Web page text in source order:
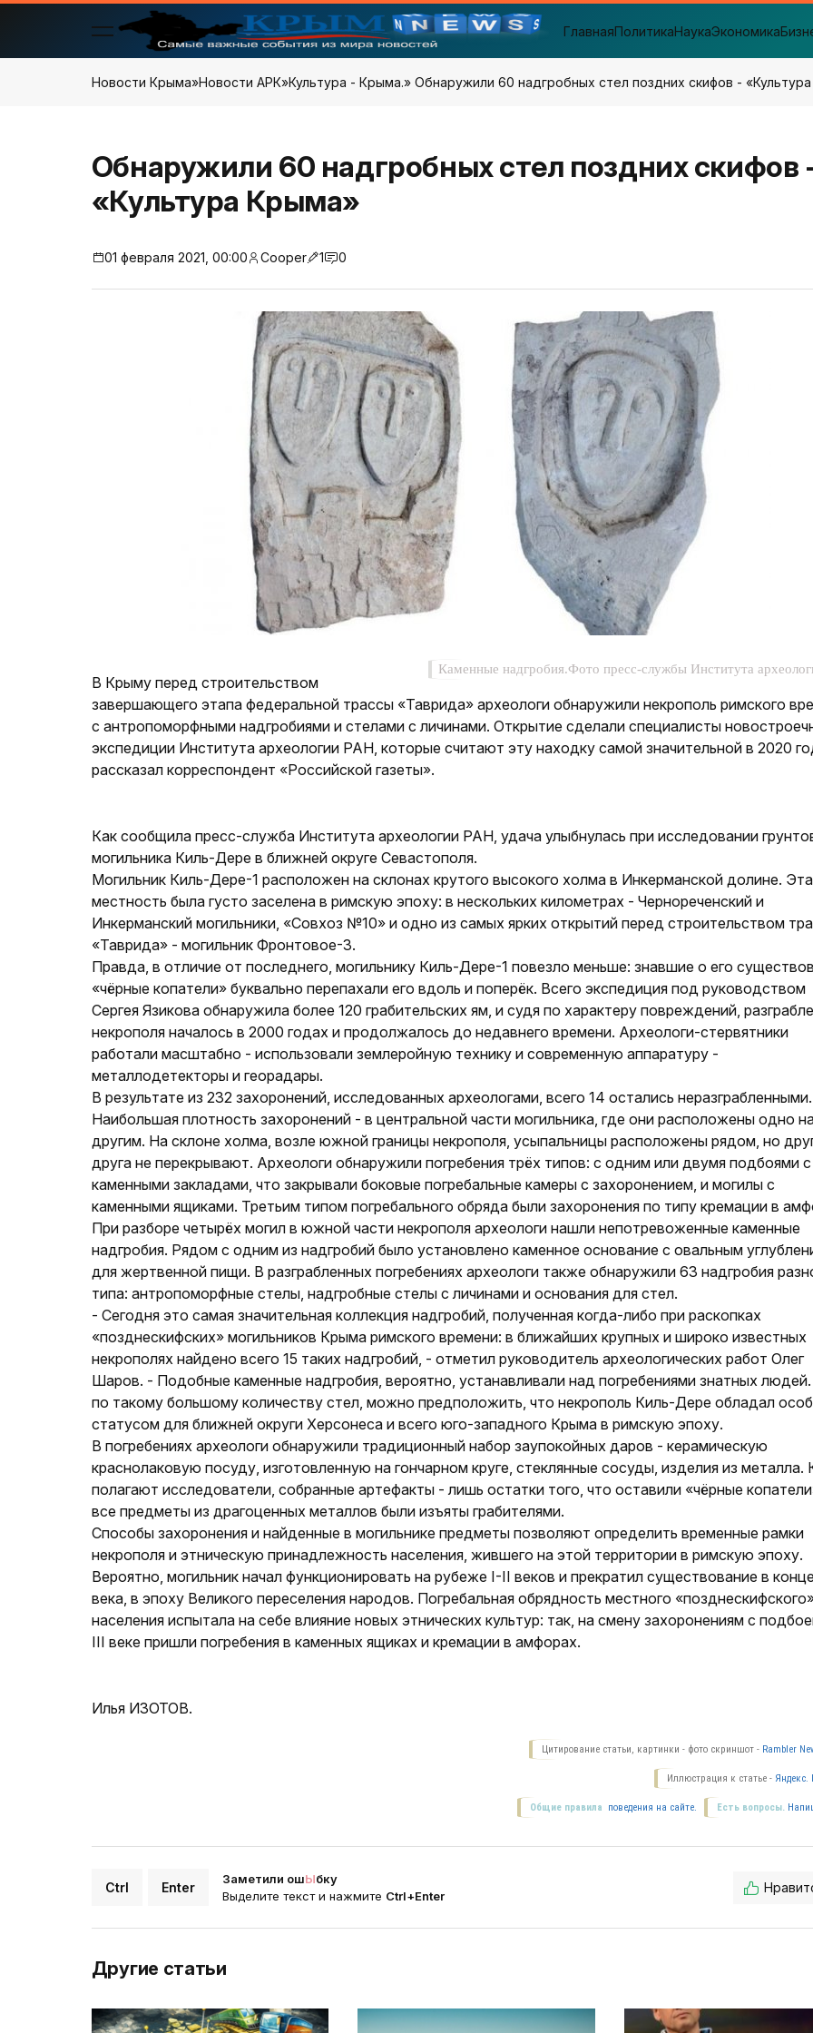
ГлавнаяПолитикаНаукаЭкономика
Новости Крыма»Новости АРК»Культура - Крыма.» Обнаружили 60 надгробных стел поздних скифов -
Обнаружили 60 надгробных стел поздних скифов
«Культура Крыма»
01 февраля 2021, 00:00 Cooper 1 0
Каменные надгробия.Фото пресс-службы Института
В Крыму перед строительством
завершающего этапа федеральной трассы «Таврида» археологи обнаружили некрополь римского
с антропоморфными надгробиями и стелами с личинами. Открытие сделали специалисты
экспедиции Института археологии РАН, которые считают эту находку самой значительной в 2020
рассказал корреспондент «Российской газеты».
Как сообщила пресс-служба Института археологии РАН, удача улыбнулась при исследовании
могильника Киль-Дере в ближней округе Севастополя.
Могильник Киль-Дере-1 расположен на склонах крутого высокого холма в Инкерманской долине. Эта
местность была густо заселена в римскую эпоху: в нескольких километрах - Чернореченский и
Инкерманский могильники, «Совхоз №10» и одно из самых ярких открытий перед строительством
«Таврида» - могильник Фронтовое-3.
Правда, в отличие от последнего, могильнику Киль-Дере-1 повезло меньше: знавшие о его
«чёрные копатели» буквально перепахали его вдоль и поперёк. Всего экспедиция под руководством
Сергея Язикова обнаружила более 120 грабительских ям, и судя по характеру повреждений,
некрополя началось в 2000 годах и продолжалось до недавнего времени. Архео­логи-стервятники
работали масштабно - использовали землеройную технику и современную аппаратуру -
металлодетекторы и георадары.
В результате из 232 захоронений, исследованных архео­логами, всего 14 остались неразграбленными.
Наибольшая плотность захоронений - в центральной части могильника, где они расположены одно
другим. На склоне холма, возле южной границы некрополя, усыпальницы расположены рядом, но
друга не перекрывают. Археологи обнаружили погребения трёх типов: с одним или двумя подбоями с
каменными закладами, что закрывали боковые погребальные камеры с захоронением, и могилы с
каменными ящиками. Третьим типом погребального обряда были захоронения по типу кремации в
При разборе четырёх могил в южной части некрополя археологи нашли непотревоженные каменные
надгробия. Рядом с одним из надгробий было установлено каменное основание с овальным
для жертвенной пищи. В разграбленных погребениях археологи также обнаружили 63 надгробия
типа: антропоморфные стелы, надгробные стелы с личинами и основания для стел.
- Сегодня это самая значительная коллекция надгробий, полученная когда-либо при раскопках
«позднескифских» могильников Крыма римского времени: в ближайших крупных и широко известных
некрополях найдено всего 15 таких надгробий, - отметил руководитель археологических работ Олег
Шаров. - Подобные каменные надгробия, вероятно, устанавливали над погребениями знатных
по такому большому количеству стел, можно предположить, что некрополь Киль-Дере обладал
статусом для ближней округи Херсонеса и всего юго-западного Крыма в римскую эпоху.
В погребениях археологи обнаружили традиционный набор заупокойных даров - керамическую
краснолаковую посуду, изготовленную на гончарном круге, стеклянные сосуды, изделия из металла.
полагают исследователи, собранные артефакты - лишь остатки того, что оставили «чёрные
все предметы из драгоценных металлов были изъяты грабителями.
Способы захоронения и найденные в могильнике предметы позволяют определить временные рамки
некрополя и этническую принадлежность населения, жившего на этой территории в римскую эпоху.
Вероятно, могильник начал функционировать на рубеже I-II веков и прекратил существование в
века, в эпоху Великого переселения народов. Погребальная обрядность местного
населения испытала на себе влияние новых этнических культур: так, на смену захоронениям с
III веке пришли погребения в каменных ящиках и кремации в амфорах.
Илья ИЗОТОВ.
Цитирование статьи, картинки - фото скриншот - Rambler
Иллюстрация к статье - Яндекс.
Есть вопросы.
Общие правила поведения на сайте.
Ctrl Enter
Заметили ошЫбку
Выделите текст и нажмите Ctrl+Enter
Другие статьи